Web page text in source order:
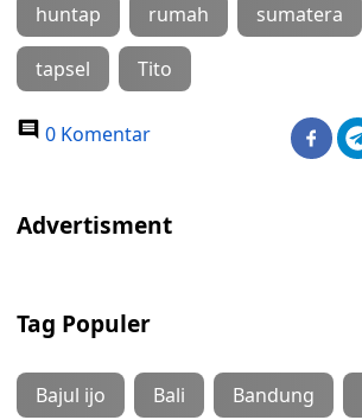
huntap rumah sumatera
tapsel Tito
0 Komentar
Tag Populer
Bajul ijo Bali Bandung